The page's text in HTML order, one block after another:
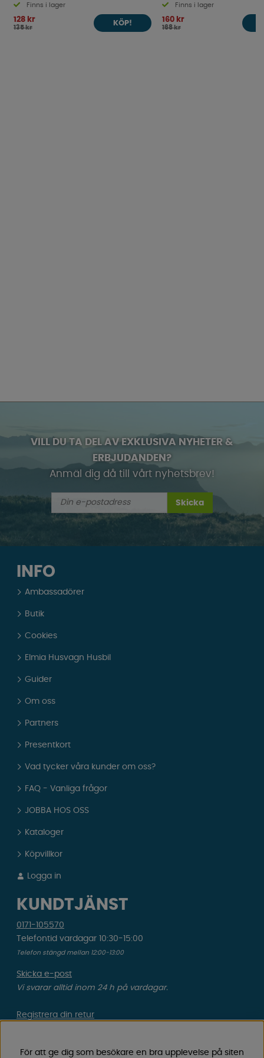
Finns i lager
128 kr
135 kr
KÖP!
Finns i lager
160 kr
168 kr
VILL DU TA DEL AV EXKLUSIVA NYHETER &
ERBJUDANDEN?
Anmäl dig då till vårt nyhetsbrev!
Skicka
INFO
Ambassadörer
Butik
Cookies
Elmia Husvagn Husbil
Guider
Om oss
Partners
Presentkort
Vad tycker våra kunder om oss?
FAQ - Vanliga frågor
JOBBA HOS OSS
Kataloger
Köpvillkor
Logga in
KUNDTJÄNST
0171-105570
Telefontid vardagar 10:30-15:00
Telefon stängd mellan 12:00-13:00
Skicka e-post
Vi svarar alltid inom 24 h på vardagar.
Registrera din retur
Registrera din reklamation
För att ge dig som besökare en bra upplevelse på siten